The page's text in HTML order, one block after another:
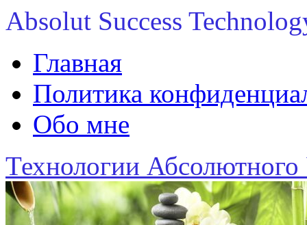
Absolut Success
Главная
Политика
Обо мне
Технологии Абсолютного